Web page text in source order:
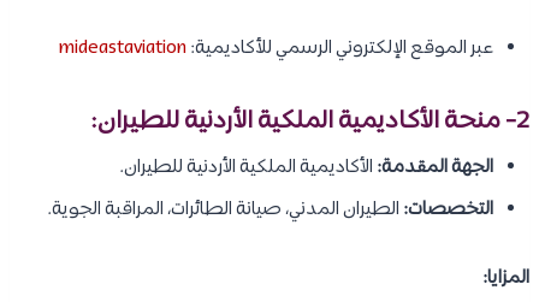
عبر الموقع الإلكتروني الرسمي للأكاديمية:mideastaviation
2- منحة الأكاديمية الملكية الأردنية للطيران:
الجهة المقدمة: الأكاديمية الملكية الأردنية للطيران.
التخصصات: الطيران المدني، صيانة الطائرات، المراقبة الجوية.
المزايا: